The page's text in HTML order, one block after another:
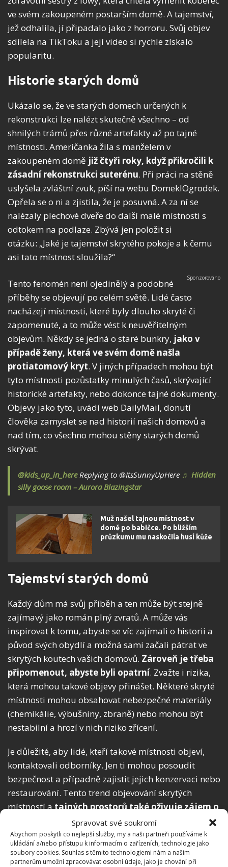
Spravovat své soukromí
Abychom poskytli co nejlepší služby, my a naši partneři používáme k
ukládání a/nebo přístupu k informacím o zařízeních, technologie jako
soubory cookies. Souhlas s těmito technologiemi nám a našim
partnerům umožní zpracovávat osobní údaje, jako je chování při
ve svém zakoupeném postarším domě. A tajemství,
jež odhalila, jí připadalo jako z horroru. Svůj objev
sdílela na TikToku a její video si rychle získalo
popularitu.
Historie starých domů
Ukázalo se, že ve starých domech určených k
rekonstrukci lze nalézt skutečně všechno – od
shnilých trámů přes různé artefakty až po tajné
místnosti. Američanka žila s manželem v
zakoupeném domě již čtyři roky, když přikročili k
zásadní rekonstrukci suterénu. Při práci na stěně
uslyšela zvláštní zvuk, píší na webu DomekIOgrodek.
Opřela se o ni a zjistila, že je posuvná. A za ní se
nalézaly plechové dveře do další malé místnosti s
odtokem na podlaze. Zbývá jen položit si
otázku: „Jaké je tajemství skrytého pokoje a k čemu
asi tato místnost sloužila?“
Tento fenomén není ojedinělý a podobné
příběhy se objevují po celém světě. Lidé často
nacházejí místnosti, které byly dlouho skryté či
zapomenuté, a to může vést k neuvěřitelným
objevům. Někdy se jedná o staré bunkry, jako v
případě ženy, která ve svém domě našla
protiatomový kryt. V jiných případech mohou být
tyto místnosti pozůstatky minulých časů, skrývající
historické artefakty, nebo dokonce tajné dokumenty.
Objevy jako tyto, uvádí web DailyMail, donutí
člověka zamyslet se nad historií našich domovů a
nad tím, co všechno mohou stěny starých domů
skrývat.
@kids_up_in_hereReplying to @ItsSunnyUpHere ♬ Hidden
silly goose room – Aurora Blazingstar
Muž našel tajnou místnost v
domě po babičce. Po bližším
průzkumu mu naskočila husí kůže
Tajemství starých domů
Každý dům má svůj příběh a ten může být stejně
zajímavý jako román plný zvratů. A může vás
inspirovat k tomu, abyste se víc zajímali o historii a
původ svých obydlí a možná sami začali pátrat ve
skrytých koutech vašich domovů. Zároveň je třeba
připomenout, abyste byli opatrní. Zvažte i rizika,
která mohou takové objevy přinášet. Některé skryté
místnosti mohou obsahovat nebezpečné materiály
(chemikálie, výbušniny, zbraně) nebo mohou být
nestabilní a hrozí v nich riziko zřícení.
Je důležité, aby lidé, kteří takové místnosti objeví,
kontaktovali odborníky. Jen ti mohou posoudit
bezpečnost a případně zajistit jejich konzervaci nebo
restaurování. Tento trend objevování skrytých
místností atajných prostorů také oživuje zájem o
architekturu a design. Ukazuje se, jak bývaly domy
navrženy, jaké tajné prvky skrývají či jak byly v
průběhu času upravovány. V konečném důsledku
nám příběhy těchto domů a jejich původních i